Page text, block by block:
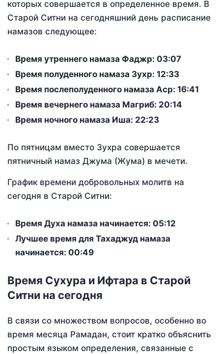
которых совершается в определенное время. В
Старой Ситни на сегодняшний день расписание
намазов следующее:
Время утреннего намаза Фаджр: 03:07
Время полуденного намаза Зухр: 12:33
Время послеполуденного намаза Аср: 16:41
Время вечернего намаза Магриб: 20:14
Время ночного намаза Иша: 22:23
По пятницам вместо Зухра совершается
пятничный намаз Джума (Жума) в мечети.
График времени добровольных молитв на
сегодня в Старой Ситни:
Время Духа намаза начинается: 05:12
Лучшее время для Тахаджуд намаза
начинается: 00:49
Время Сухура и Ифтара в Старой
Ситни на сегодня
В связи со множеством вопросов, особенно во
время месяца Рамадан, стоит кратко объяснить
простым языком определения, связанные с